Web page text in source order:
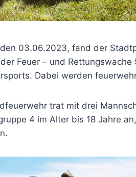
03.06.2023, fand der
Feuer – und
Dabei werden
trat mit drei
4 im Alter bis 18 Jahre